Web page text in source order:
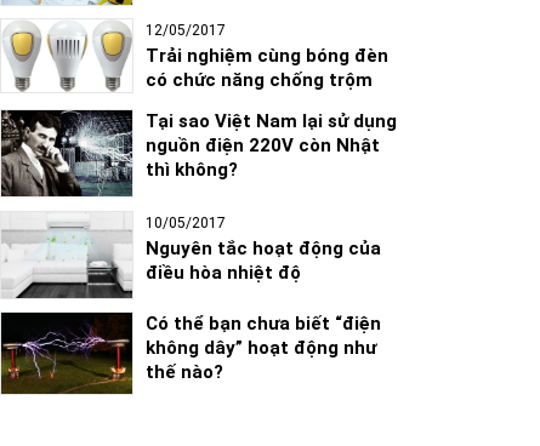
12/05/2017
Trải nghiệm cùng bóng đèn
có chức năng chống trộm
Tại sao Việt Nam lại sử dụng
nguồn điện 220V còn Nhật
thì không?
10/05/2017
Nguyên tắc hoạt động của
điều hòa nhiệt độ
Có thể bạn chưa biết “điện
không dây” hoạt động như
thế nào?